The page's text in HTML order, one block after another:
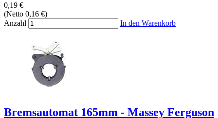
0,19 €
(Netto 0,16 €)
Anzahl
In den Warenkorb
Bremsautomat 165mm - Massey Ferguson